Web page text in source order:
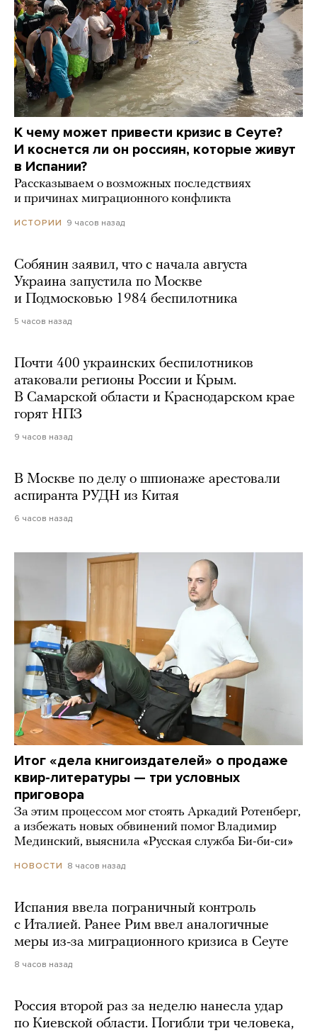
К чему может привести кризис в Сеуте?
И коснется ли он россиян, которые живут
в Испании?
Рассказываем о возможных последствиях
и причинах миграционного конфликта
ИСТОРИИ 9 часов назад
Собянин заявил, что с начала августа
Украина запустила по Москве
и Подмосковью 1984 беспилотника
5 часов назад
Почти 400 украинских беспилотников
атаковали регионы России и Крым.
В Самарской области и Краснодарском крае
горят НПЗ
9 часов назад
В Москве по делу о шпионаже арестовали
аспиранта РУДН из Китая
6 часов назад
Итог «дела книгоиздателей» о продаже
квир-литературы — три условных
приговора
За этим процессом мог стоять Аркадий Ротенберг,
а избежать новых обвинений помог Владимир
Мединский, выяснила «Русская служба Би-би-си»
НОВОСТИ 8 часов назад
Испания ввела пограничный контроль
с Италией. Ранее Рим ввел аналогичные
меры из-за миграционного кризиса в Сеуте
8 часов назад
Россия второй раз за неделю нанесла удар
по Киевской области. Погибли три человека,